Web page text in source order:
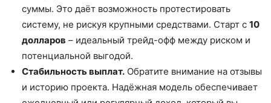
суммы. Это даёт возможность протестировать
систему, не рискуя крупными средствами. Старт с 10
долларов – идеальный трейд-офф между риском и
потенциальной выгодой.
Стабильность выплат. Обратите внимание на отзывы
и историю проекта. Надёжная модель обеспечивает